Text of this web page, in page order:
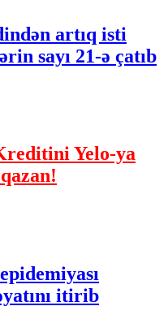
artıq isti
sayı 21-ə çatıb
Yelo-ya
itirib